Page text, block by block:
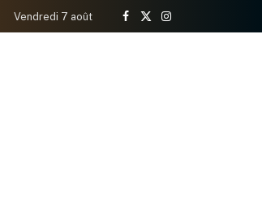
Vendredi 7 août
Facebook
X
Instagram